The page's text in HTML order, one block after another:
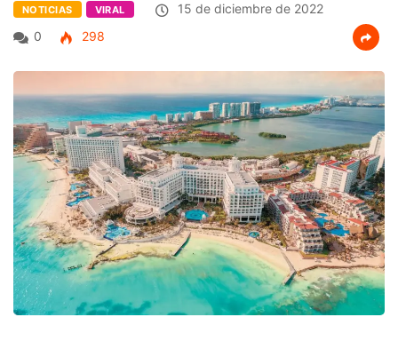
NOTICIAS VIRAL
15 de diciembre de 2022
0
298